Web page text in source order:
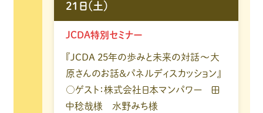
21日（土）
JCDA特別セミナー
『JCDA 25年の歩みと未来の対話～大
原さんのお話＆パネルディスカッション』
○ゲスト：株式会社日本マンパワー 田
中稔哉様 水野みち様